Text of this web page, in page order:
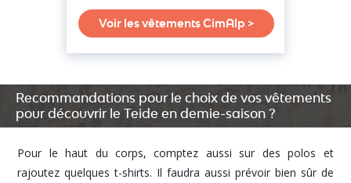
Voir les vêtements CimAlp >
Recommandations pour le choix de vos vêtements
pour découvrir le Teide en demie-saison ?
Pour le haut du corps, comptez aussi sur des polos et
rajoutez quelques t-shirts. Il faudra aussi prévoir bien sûr de